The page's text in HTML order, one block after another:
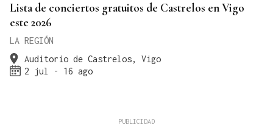
Lista de conciertos gratuitos de Castrelos en Vigo
este 2026
LA REGIÓN
Auditorio de Castrelos, Vigo
2 jul - 16 ago